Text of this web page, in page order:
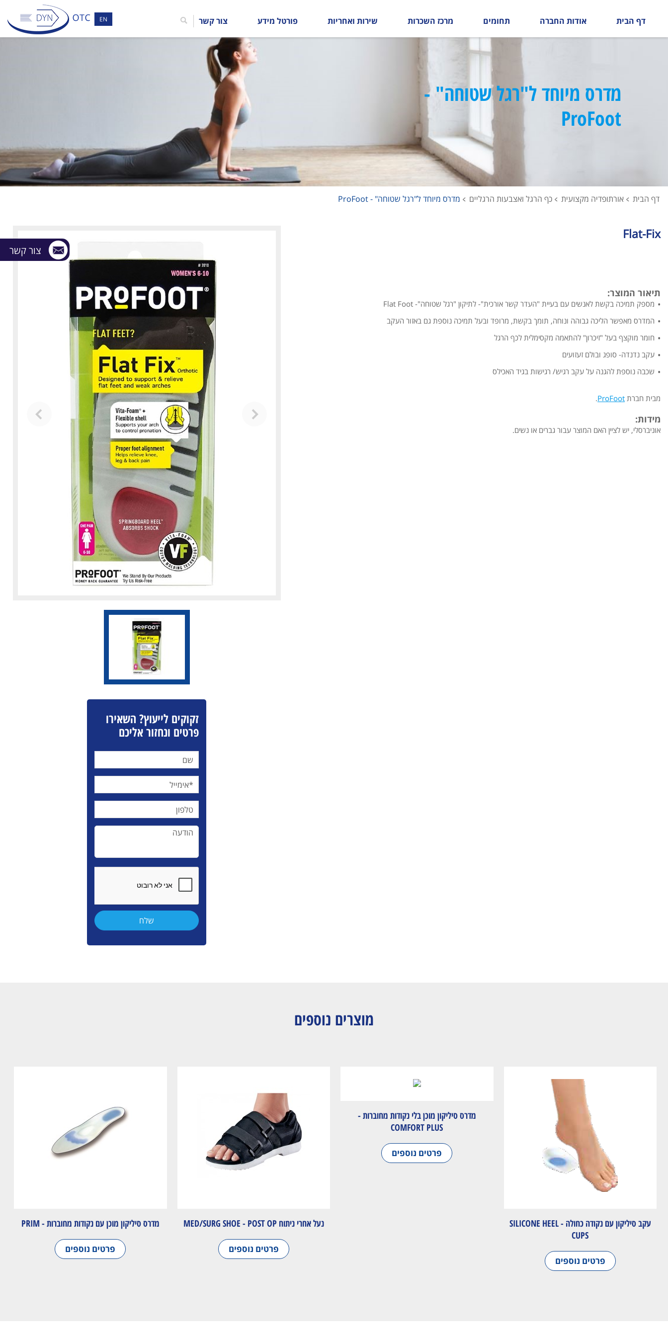
צור קשר
EN דף הבית אודות החברה תחומים מרכז השכרות שירות ואחריות פורטל מידע צור קשר
מדרס מיוחד ל"רגל שטוחה" -
ProFoot
דף הבית אורתופדיה מקצועית כף הרגל ואצבעות הרגליים מדרס מיוחד ל"רגל שטוחה" - ProFoot
Flat-Fix
תיאור המוצר:
מספק תמיכה בקשת לאנשים עם בעיית "העדר קשר אורכית"- לתיקון "רגל שטוחה"- Flat Foot
המדרס מאפשר הליכה גבוהה ונוחה, תומך בקשת, מרופד ובעל תמיכה נוספת גם באזור העקב
חומר מוקצף בעל "זיכרון" להתאמה מקסימלית לכף הרגל
עקב נדנדה- סופג ובולם זעזועים
שכבה נוספת להגנה על עקב רגיש/ רגישות בגיד האכילס
מבית חברת ProFoot
.
מידות:
אוניברסלי, יש לציין האם המוצר עבור גברים או נשים.
זקוקים לייעוץ? השאירו
פרטים ונחזור אליכם
מוצרים נוספים
עקב סיליקון עם נקודה כחולה - SILICONE HEEL
CUPS
פרטים נוספים
מדרס סיליקון מוכן בלי נקודות מחוברות -
COMFORT PLUS
פרטים נוספים
נעל אחרי ניתוח MED/SURG SHOE - POST OP
פרטים נוספים
מדרס סיליקון מוכן עם נקודות מחוברות - PRIM
פרטים נוספים